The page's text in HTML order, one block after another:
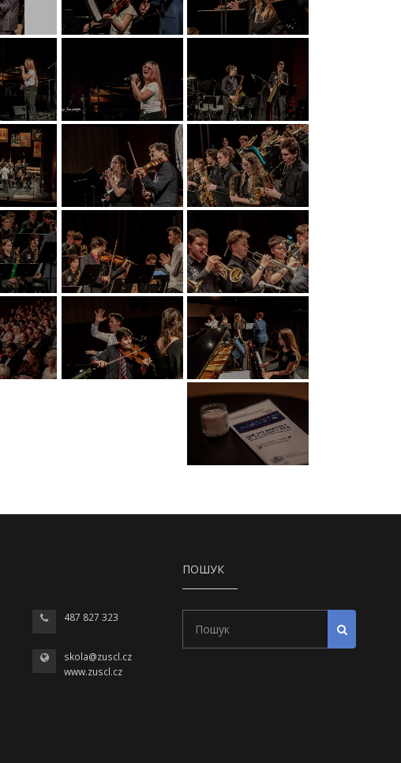
487 827 323
skola@zuscl.cz
www.zuscl.cz
ПОШУК
Пошук
Почати